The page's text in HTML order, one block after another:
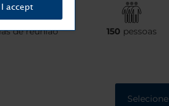
de reunião 150 pessoas
Selecione
I accept